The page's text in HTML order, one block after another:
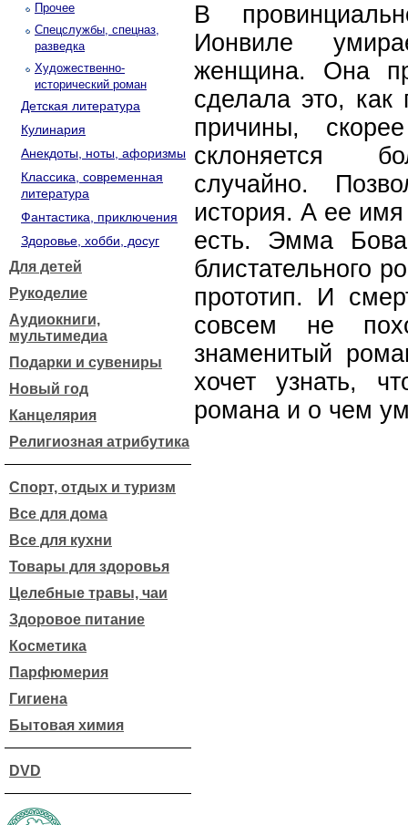
Прочее
Спецслужбы, спецназ,
разведка
Художественно-
исторический роман
Детская литература
Кулинария
Анекдоты, ноты, афоризмы
Классика, современная
литература
Фантастика, приключения
Здоровье, хобби, досуг
Для детей
Рукоделие
Аудиокниги,
мультимедиа
Подарки и сувениры
Новый год
Канцелярия
Религиозная атрибутика
Спорт, отдых и туризм
Все для дома
Все для кухни
Товары для здоровья
Целебные травы, чаи
Здоровое питание
Косметика
Парфюмерия
Гигиена
Бытовая химия
DVD
В
Ионвиле
женщина. Она
сделала это, как
причины,
склоняется
случайно.
история. А ее
есть. Эмма
блистательного
прототип. И
совсем не
знаменитый
хочет узнать,
романа и о чем